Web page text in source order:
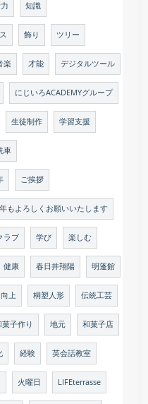
知識
飾り ツリー
楽 才能 デジタルツール
にじいろACADEMYグループ
生徒制作 学習支援
車
ご挨拶
もよろしくお願いいたします
ラブ 学び 楽しむ
健康 春日井翔陽 明蓬館
上 桐塑人形 伝統工芸
菓子作り 地元 和菓子店
経験 英会話教室
火曜日 LIFEterrasse